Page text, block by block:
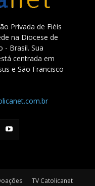
Privada de Fiéis
na Diocese de
- Brasil. Sua
centrada em
e São Francisco
TV Catolicanet